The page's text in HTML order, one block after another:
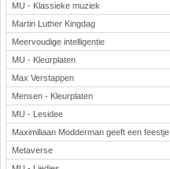
MU - Klassieke muziek
Martin Luther Kingdag
Meervoudige intelligentie
MU - Kleurplaten
Max Verstappen
Mensen - Kleurplaten
MU - Lesidee
Maximiliaan Modderman geeft een feestje
Metaverse